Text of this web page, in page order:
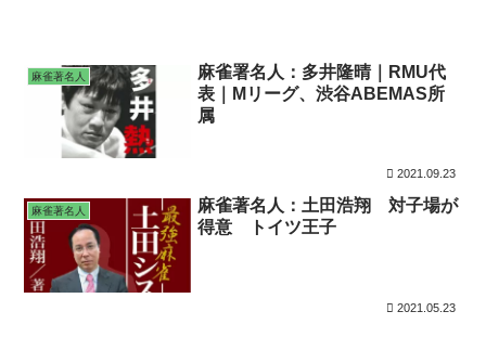
麻雀著名人
麻雀署名人：多井隆晴｜RMU代
表｜Mリーグ、渋谷ABEMAS所
属
2021.09.23
麻雀著名人
麻雀著名人：土田浩翔 対子場が
得意 トイツ王子
2021.05.23